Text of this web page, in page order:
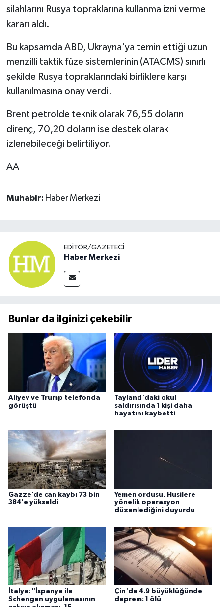
silahlarını Rusya topraklarına kullanma izni verme
kararı aldı.
Bu kapsamda ABD, Ukrayna'ya temin ettiği uzun
menzilli taktik füze sistemlerinin (ATACMS) sınırlı
şekilde Rusya topraklarındaki birliklere karşı
kullanılmasına onay verdi.
Brent petrolde teknik olarak 76,55 doların
direnç, 70,20 doların ise destek olarak
izlenebileceği belirtiliyor.
AA
Muhabir: Haber Merkezi
EDITÖR/GAZETECI
Haber Merkezi
Bunlar da ilginizi çekebilir
Aliyev ve Trump telefonda
görüştü
Tayland'daki okul
saldırısında 1 kişi daha
hayatını kaybetti
Gazze’de can kaybı 73 bin
384'e yükseldi
Yemen ordusu, Husilere
yönelik operasyon
düzenlediğini duyurdu
İtalya: "İspanya ile
Schengen uygulamasının
Çin'de 4.9 büyüklüğünde
deprem: 1 ölü